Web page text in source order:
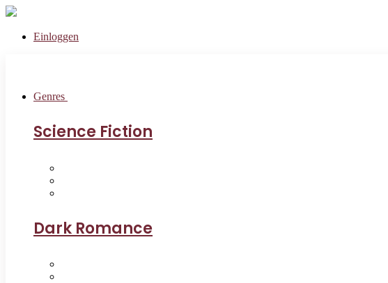
Einloggen
Genres
Science Fiction
Dark Romance